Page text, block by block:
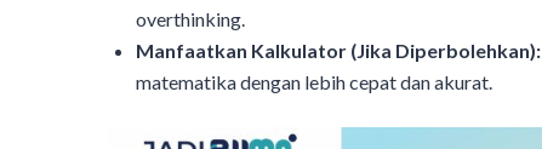
overthinking.
Manfaatkan Kalkulator (Jika Diperbolehkan):
matematika dengan lebih cepat dan akurat.